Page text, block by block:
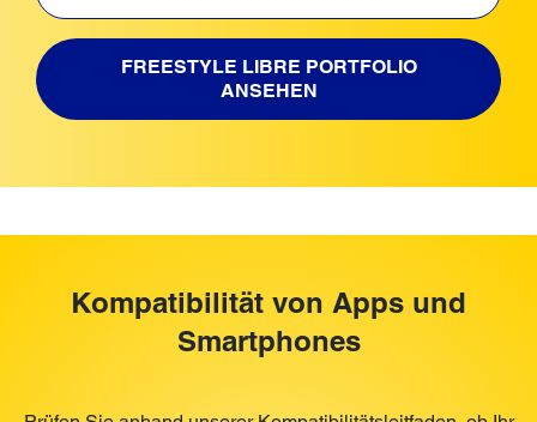
FREESTYLE LIBRE PORTFOLIO
ANSEHEN
Kompatibilität von Apps und
Smartphones